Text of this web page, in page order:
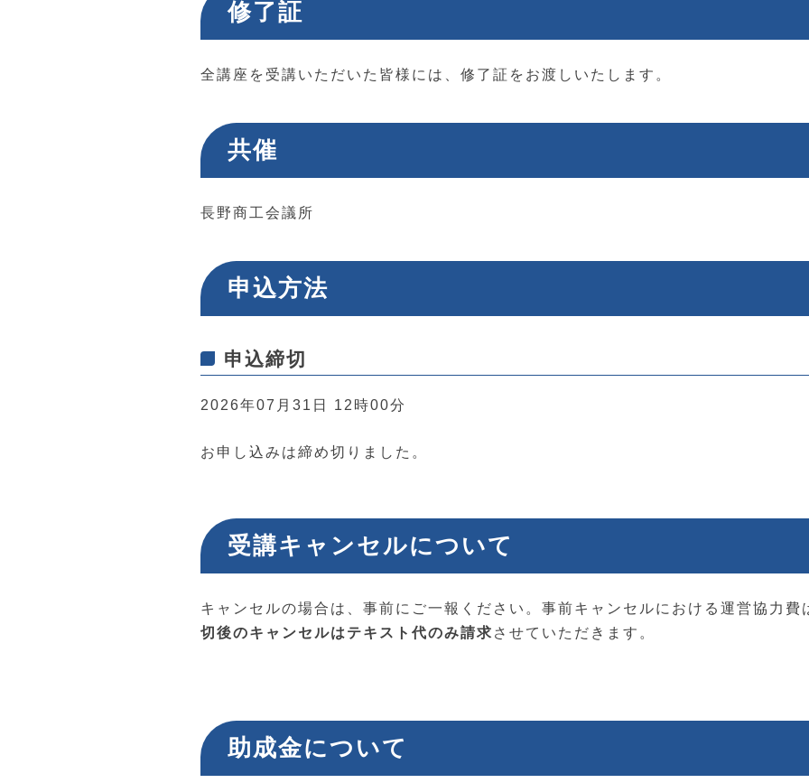
修了証
全講座を受講いただいた皆様には、修了証をお渡しいたします。
共催
長野商工会議所
申込方法
申込締切
2026年07月31日 12時00分
お申し込みは締め切りました。
受講キャンセルについて
キャンセルの場合は、事前にご一報ください。事前キャンセルにおける運営協力費
切後のキャンセルはテキスト代のみ請求 させていただきます。
助成金について